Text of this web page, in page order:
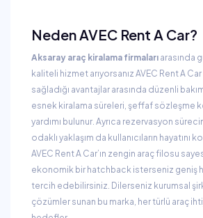
Neden AVEC Rent A Car?
Aksaray araç kiralama firmaları arasında
kaliteli hizmet arıyorsanız AVEC Rent A Car
sağladığı avantajlar arasında düzenli
esnek kiralama süreleri, şeffaf sözleşme
yardımı bulunur. Ayrıca rezervasyon
odaklı yaklaşım da kullanıcıların hayatını
AVEC Rent A Car’ın zengin araç filosu
ekonomik bir hatchback isterseniz geniş
tercih edebilirsiniz. Dilerseniz kurumsal
çözümler sunan bu marka, her türlü araç